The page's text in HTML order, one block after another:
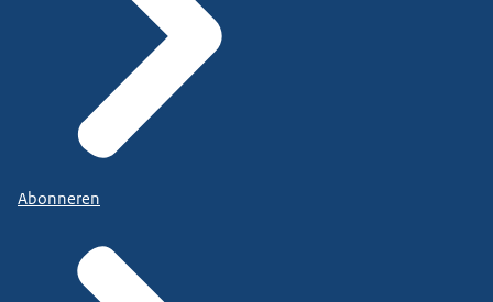
Abonneren